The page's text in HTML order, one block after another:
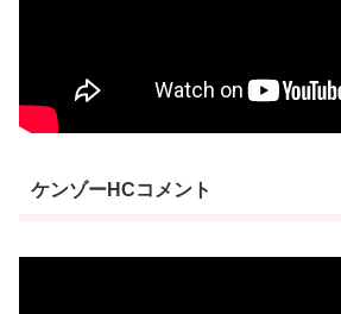
ケンゾーHCコメント